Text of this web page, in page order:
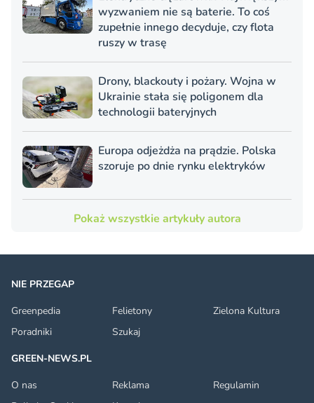
wyzwaniem nie są baterie. To coś
zupełnie innego decyduje, czy flota
ruszy w trasę
Drony, blackouty i pożary. Wojna w
Ukrainie stała się poligonem dla
technologii bateryjnych
Europa odjeżdża na prądzie. Polska
szoruje po dnie rynku elektryków
Pokaż wszystkie artykuły autora
NIE PRZEGAP
Greenpedia
Felietony
Zielona Kultura
Poradniki
Szukaj
GREEN-NEWS.PL
O nas
Reklama
Regulamin